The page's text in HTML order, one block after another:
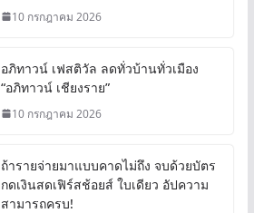
10 กรกฎาคม 2026
อภิทาวน์ เฟสติวัล ลดทั่วบ้านทั่วเมือง
“อภิทาวน์ เชียงราย”
10 กรกฎาคม 2026
ถ้ารายจ่ายมาแบบคาดไม่ถึง จบด้วยบัตร
กดเงินสดเฟิร์สช้อยส์ ใบเดียว อัปความ
สามารถครบ!